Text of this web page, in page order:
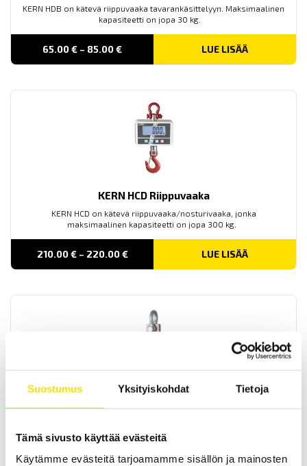
Suostumus Yksityiskohdat Tietoja
Tämä sivusto käyttää evästeitä
Käytämme evästeitä tarjoamamme sisällön ja mainosten
KERN HDB on kätevä riippuvaaka tavarankäsittelyyn. Maksimaalinen
kapasiteetti on jopa 30 kg.
65.00€ – 85.00€Price
65.00 €
LUE LISÄÄ
KERN HCD Riippuvaaka
KERN HCD on kätevä riippuvaaka/nosturivaaka, jonka
maksimaalinen kapasiteetti on jopa 300 kg.
210.00€ – 220.00€Price
210.00 €
LUE LISÄÄ
480.00 €–990.00€Price
LUE LISÄÄ